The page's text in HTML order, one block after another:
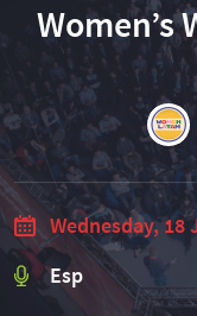
Women’s
Wednesday, 18
Esp